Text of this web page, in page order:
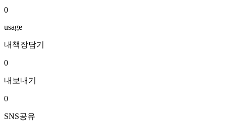
0
usage
내책장담기
0
내보내기
0
SNS공유